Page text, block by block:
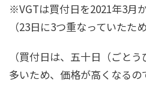
※VGTは買付日を2021年3月
（23日に3つ重なっていたた
（買付日は、五十日（ごと
多いため、価格が高くなるの